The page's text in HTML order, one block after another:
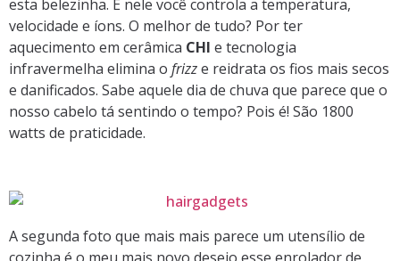
esta belezinha. E nele você controla a temperatura,
velocidade e íons. O melhor de tudo? Por ter
aquecimento em cerâmica CHI e tecnologia
infravermelha elimina o frizze reidrata os fios mais secos
e danificados. Sabe aquele dia de chuva que parece que o
nosso cabelo tá sentindo o tempo? Pois é! São 1800
watts de praticidade.
A segunda foto que mais mais parece um utensílio de
cozinha é o meu mais novo desejo esse enrolador de